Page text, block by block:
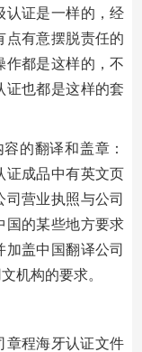
认证是一样的，经
点有意摆脱责任的
作都是这样的，不
证也都是这样的套
的翻译和盖章：
证成品中有英文页
营业执照与公司
国的某些地方要求
盖中国翻译公司
机构的要求。
章程海牙认证文件